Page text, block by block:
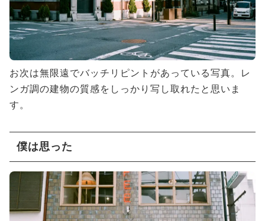
お次は無限遠でバッチリピントがあっている写真。レ
ンガ調の建物の質感をしっかり写し取れたと思いま
す。
僕は思った